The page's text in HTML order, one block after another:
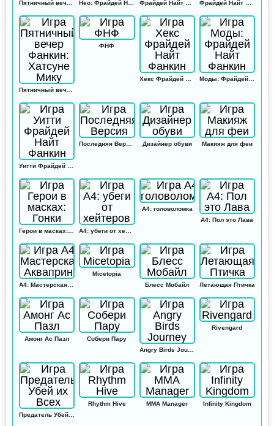
ФНФ
Моды: Фрайдей Найт Фанкин
Дизайнер обуви Макияж для феи
А4: головоломка
А4: Пол это Лава
Micetopia
Блесс Мобайл
Летающая Птичка
Амонг Ас Пазл
Собери Пару
Angry Birds Journey
Rivengard
Rhythm Hive MMA Manager Infinity Kingdom